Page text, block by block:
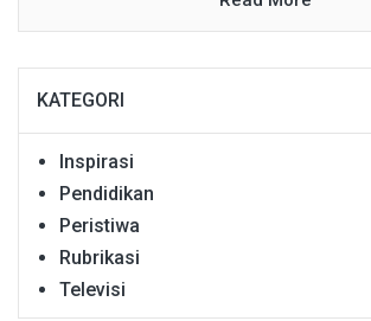
KATEGORI
Inspirasi
Pendidikan
Peristiwa
Rubrikasi
Televisi